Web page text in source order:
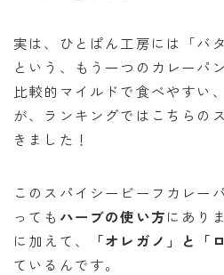
実は、ひとぱん工房には「バ
という、もう一つのカレーパ
比較的マイルドで食べやすい
が、ランキングではこちらの
きました！
このスパイシービーフカレー
っても ハーブの使い方にあり
に加えて、
「オレガノ」と「
ているんです。